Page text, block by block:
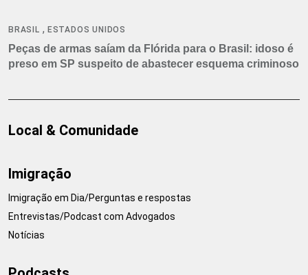
BRASIL , ESTADOS UNIDOS
Peças de armas saíam da Flórida para o Brasil: idoso é
preso em SP suspeito de abastecer esquema criminoso
Local & Comunidade
Imigração
Imigração em Dia/Perguntas e respostas
Entrevistas/Podcast com Advogados
Notícias